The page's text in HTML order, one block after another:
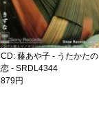
CD: 藤あや子 - うたかたの
恋 - SRDL4344
879円